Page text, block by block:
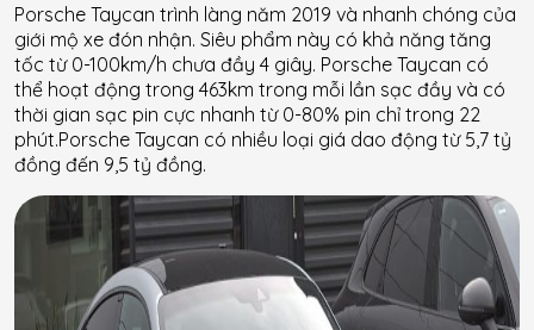
Porsche Taycan trình làng năm 2019 và nhanh chóng của
giới mộ xe đón nhận. Siêu phẩm này có khả năng tăng
tốc từ 0-100km/h chưa đầy 4 giây. Porsche Taycan có
thể hoạt động trong 463km trong mỗi lần sạc đầy và có
thời gian sạc pin cực nhanh từ 0-80% pin chỉ trong 22
phút.Porsche Taycan có nhiều loại giá dao động từ 5,7 tỷ
đồng đến 9,5 tỷ đồng.